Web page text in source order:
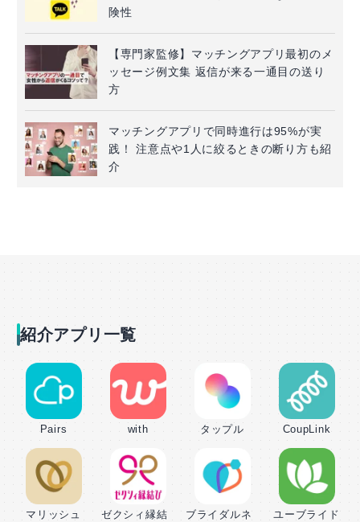
険性
【専門家監修】マッチングアプリ最初のメ
ッセージ例文集 返信が来る一通目の送り
方
マッチングアプリで同時進行は95%が実
践！ 注意点や1人に絞るときの断り方も紹
介
紹介アプリ一覧
Pairs with タップル CoupLink
マリッシュ
ゼクシィ縁結
ブライダルネ
ユーブライド